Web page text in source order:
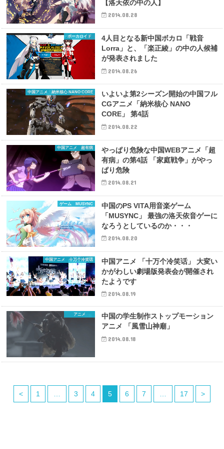
【洛天依の中の人】
2014.08.28
ボーカロイド
4人目となる新中国ボカロ「戦音
Lorra」と、「楽正綾」の中の人候補
が発表されました
2014.08.26
中国アニメ 納米核心 NANO CORE
いよいよ第2シーズン開始の中国フル
CGアニメ「納米核心 NANO
CORE」 第4話
2014.08.22
中国アニメ 超有病
やっぱり危険な中国WEBアニメ「超
有病」の第4話 「家庭戦争」がやっ
ぱり危険
2014.08.21
ゲーム MUSYNC
中国のPS VITA用音楽ゲーム
「MUSYNC」 最強の洛天依音ゲーに
なろうとしているのか・・・
2014.08.20
中国アニメ 十万个冷笑话
中国アニメ 「十万个冷笑话」 大変い
かがわしい劇場版発表会が開催され
たようです
2014.08.19
アニメ
中国の学生制作ストップモーション
アニメ 「風雪山神廟」
2014.08.18
< 1 3 4 5 6 7 17 >